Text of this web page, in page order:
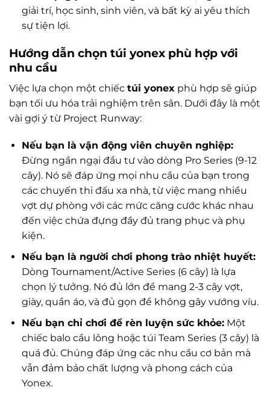
giải trí, học sinh, sinh viên, và bất kỳ ai yêu thích
sự tiện lợi.
Hướng dẫn chọn túi yonex phù hợp với
nhu cầu
Việc lựa chọn một chiếc túi yonex phù hợp sẽ giúp
bạn tối ưu hóa trải nghiệm trên sân. Dưới đây là một
vài gợi ý từ Project Runway:
Nếu bạn là vận động viên chuyên nghiệp:
Đừng ngần ngại đầu tư vào dòng Pro Series (9-12
cây). Nó sẽ đáp ứng mọi nhu cầu của bạn trong
các chuyến thi đấu xa nhà, từ việc mang nhiều
vợt dự phòng với các mức căng cước khác nhau
đến việc chứa đựng đầy đủ trang phục và phụ
kiện.
Nếu bạn là người chơi phong trào nhiệt huyết:
Dòng Tournament/Active Series (6 cây) là lựa
chọn lý tưởng. Nó đủ lớn để mang 2-3 cây vợt,
giày, quần áo, và đủ gọn để không gây vướng víu.
Nếu bạn chỉ chơi để rèn luyện sức khỏe:Một
chiếc balo cầu lông hoặc túi Team Series (3 cây) là
quá đủ. Chúng đáp ứng các nhu cầu cơ bản mà
vẫn đảm bảo chất lượng và phong cách của
Yonex.